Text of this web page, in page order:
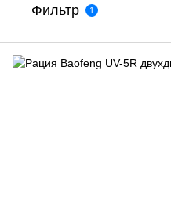
Фильтр 1